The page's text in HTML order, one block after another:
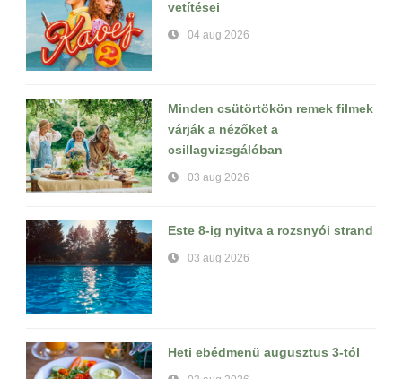
vetítései
04 aug 2026
Minden csütörtökön remek filmek
várják a nézőket a
csillagvizsgálóban
03 aug 2026
Este 8-ig nyitva a rozsnyói strand
03 aug 2026
Heti ebédmenü augusztus 3-tól